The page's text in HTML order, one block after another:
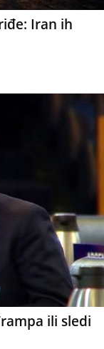
Iran ih
ili sledi